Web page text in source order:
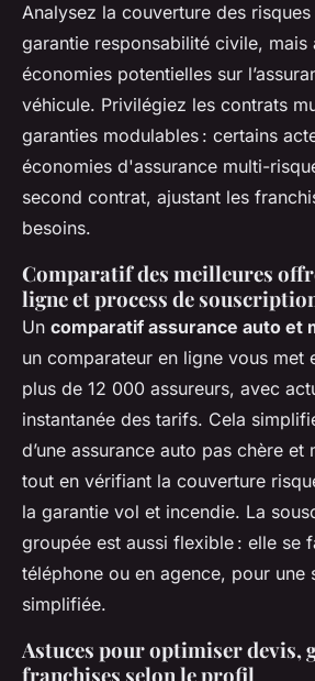
Analysez la couverture des
garantie responsabilité civile, mais
économies potentielles sur
véhicule. Privilégiez les contrats
garanties modulables : certains
économies d'assurance multi-
second contrat, ajustant les
besoins.
Comparatif des meilleures
ligne et process de
Un comparatif assurance auto et
un comparateur en ligne vous met
plus de 12 000 assureurs, avec
instantanée des tarifs. Cela
d’une assurance auto pas chère et
tout en vérifiant la couverture
la garantie vol et incendie. La
groupée est aussi flexible : elle se
téléphone ou en agence, pour une
simplifiée.
Astuces pour optimiser devis,
franchises selon le profil